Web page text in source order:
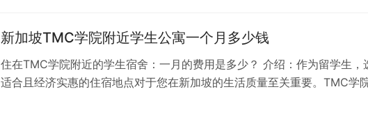
佛山市拥有完善的公共交通系统，让你轻松地前往学校、购物中心或其他
地。公交车、列车和出租车都可以帮助你快速高效地到达任何地方。2. 合
住宿选择：从简约经济实惠的房间到豪华的公寓，佛山市提供了各种住宿选
择，让每个人都找到合适的住处。无论是短期还是长期租赁，你可以在这
新加坡TMC学院附近学生公寓一个月多少钱
住在TMC学院附近的学生宿舍：一月的费用是多少？ 介绍：作为留学生，
适合且经济实惠的住宿地点对于您在新加坡的生活质量至关重要。TMC学